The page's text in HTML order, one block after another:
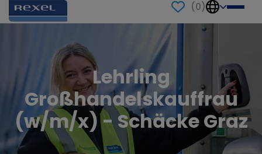
(0)
Lehrling
Großhandelskauffrau
(w/m/x) - Schäcke Graz